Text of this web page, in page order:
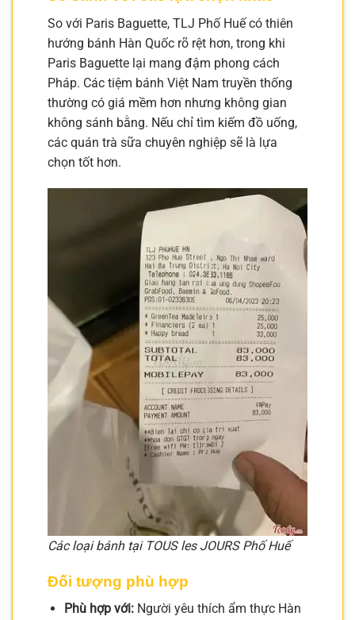
So với Paris Baguette, TLJ Phố Huế có thiên
hướng bánh Hàn Quốc rõ rệt hơn, trong khi
Paris Baguette lại mang đậm phong cách
Pháp. Các tiệm bánh Việt Nam truyền thống
thường có giá mềm hơn nhưng không gian
không sánh bằng. Nếu chỉ tìm kiếm đồ uống,
các quán trà sữa chuyên nghiệp sẽ là lựa
chọn tốt hơn.
Các loại bánh tại TOUS les JOURS Phố Huế
Đối tượng phù hợp
Phù hợp với:Người yêu thích ẩm thực Hàn